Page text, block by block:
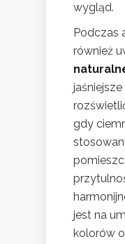
wygląd.
Podczas
również
gdy
jest na
kolorów